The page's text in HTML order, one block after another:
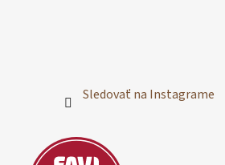
Sledovať na Instagrame